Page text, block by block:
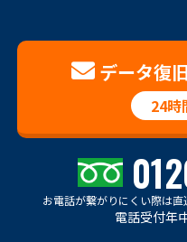
データ復
24時
お電話が繋がりにくい際は直
電話受付年